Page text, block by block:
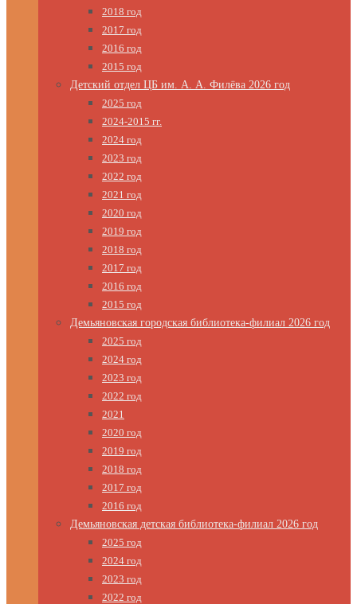
2018 год
2017 год
2016 год
2015 год
Детский отдел ЦБ им. А. А. Филёва 2026 год
2025 год
2024-2015 гг.
2024 год
2023 год
2022 год
2021 год
2020 год
2019 год
2018 год
2017 год
2016 год
2015 год
Демьяновская городская библиотека-филиал 2026 год
2025 год
2024 год
2023 год
2022 год
2021
2020 год
2019 год
2018 год
2017 год
2016 год
Демьяновская детская библиотека-филиал 2026 год
2025 год
2024 год
2023 год
2022 год